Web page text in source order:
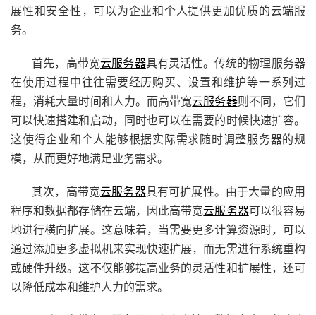
展性和安全性，可以为企业和个人提供更加优质的云端服
务。
首先，高带宽云服务器具有灵活性。传统的物理服务器
在使用过程中往往需要经历购买、设置和维护等一系列过
程，消耗大量时间和人力。而高带宽云服务器则不同，它们
可以快速搭建和启动，同时也可以在需要的时候快速扩容。
这使得企业和个人能够根据实际需求随时调整服务器的规
模，从而更好地满足业务需求。
其次，高带宽云服务器具有可扩展性。由于大量的应用
程序和数据都存储在云端，因此高带宽云服务器可以很容易
地进行横向扩展。这意味着，当需要更多计算资源时，可以
通过添加更多虚拟机来实现快速扩展，而无需进行系统重构
或硬件升级。这不仅能够提高业务的灵活性和扩展性，还可
以降低成本和维护人力的需求。